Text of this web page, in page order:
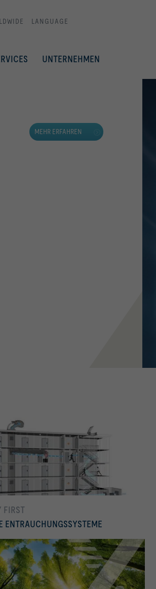
LANGUAGE
UNTERNEHMEN
FIRST
ENTRAUCHUNGSSYSTEME
Mehr erfahren